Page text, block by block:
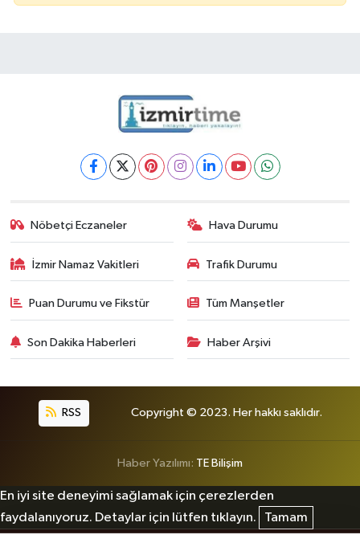
Nöbetçi Eczaneler Hava Durumu
İzmir Namaz Vakitleri Trafik Durumu
Puan Durumu ve Fikstür Tüm Manşetler
Son Dakika Haberleri Haber Arşivi
RSS Copyright © 2023. Her hakkı saklıdır.
Haber Yazılımı: TE Bilişim
En iyi site deneyimi sağlamak için çerezlerden
faydalanıyoruz. Detaylar için lütfen tıklayın.
Tamam